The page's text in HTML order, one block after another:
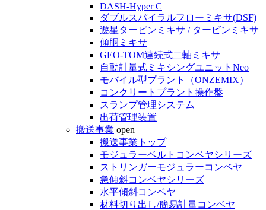
DASH-Hyper C
ダブルスパイラルフローミキサ(DSF)
遊星タービンミキサ / タービンミキサ
傾胴ミキサ
GEO-TOM連続式二軸ミキサ
自動計量式ミキシングユニットNeo
モバイル型プラント（ONZEMIX）
コンクリートプラント操作盤
スランプ管理システム
出荷管理装置
搬送事業 open
搬送事業トップ
モジュラーベルトコンベヤシリーズ
ストリンガーモジュラーコンベヤ
急傾斜コンベヤシリーズ
水平傾斜コンベヤ
材料切り出し/簡易計量コンベヤ